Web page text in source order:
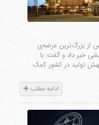
از بزرگ‌ترین عرضه‌ی
خبر داد و گفت: با
تولید در کشور کمک
ادامه مطلب